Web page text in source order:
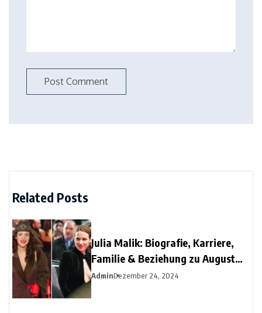
Related Posts
Julia Malik: Biografie, Karriere,
Familie & Beziehung zu August
Diehl
AdminDezember 24, 2024